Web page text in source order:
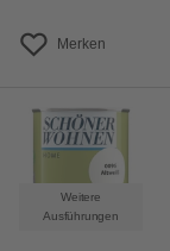
Merken
Weitere
Ausführungen